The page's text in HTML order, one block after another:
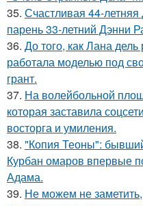
35. Счастливая 44-
парень 33-летний Дэнни
36. До того, как Лана
работала моделью под
грант.
37. На волейбольной
которая заставила
восторга и умиления.
38. "Копия Теоны":
Курбан омаров впервые
Адама.
39. Не можем не